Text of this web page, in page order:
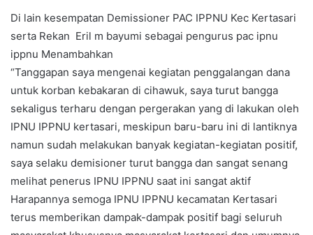
Di lain kesempatan Demissioner PAC IPPNU Kec Kertasari
serta Rekan Eril m bayumi sebagai pengurus pac ipnu
ippnu Menambahkan
“Tanggapan saya mengenai kegiatan penggalangan dana
untuk korban kebakaran di cihawuk, saya turut bangga
sekaligus terharu dengan pergerakan yang di lakukan oleh
IPNU IPPNU kertasari, meskipun baru-baru ini di lantiknya
namun sudah melakukan banyak kegiatan-kegiatan positif,
saya selaku demisioner turut bangga dan sangat senang
melihat penerus IPNU IPPNU saat ini sangat aktif
Harapannya semoga IPNU IPPNU kecamatan Kertasari
terus memberikan dampak-dampak positif bagi seluruh